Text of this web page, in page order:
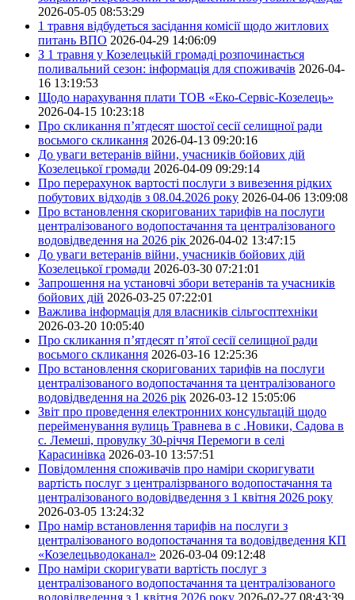
2026-05-05 08:53:29
1 травня відбудеться засідання комісії щодо житлових
питань ВПО 2026-04-29 14:06:09
З 1 травня у Козелецькій громаді розпочинається
поливальний сезон: інформація для споживачів 2026-04-
16 13:19:53
Щодо нарахування плати ТОВ «Еко-Сервіс-Козелець»
2026-04-15 10:23:18
Про скликання п’ятдесят шостої сесії селищної ради
восьмого скликання 2026-04-13 09:20:16
До уваги ветеранів війни, учасників бойових дій
Козелецької громади 2026-04-09 09:29:14
Про перерахунок вартості послуги з вивезення рідких
побутових відходів з 08.04.2026 року 2026-04-06 13:09:08
Про встановлення скоригованих тарифів на послуги
централізованого водопостачання та централізованого
водовідведення на 2026 рік 2026-04-02 13:47:15
До уваги ветеранів війни, учасників бойових дій
Козелецької громади 2026-03-30 07:21:01
Запрошення на установчі збори ветеранів та учасників
бойових дій 2026-03-25 07:22:01
Важлива інформація для власників сільгосптехніки
2026-03-20 10:05:40
Про скликання п’ятдесят п’ятої сесії селищної ради
восьмого скликання 2026-03-16 12:25:36
Про встановлення скоригованих тарифів на послуги
централізованого водопостачання та централізованого
водовідведення на 2026 рік 2026-03-12 15:05:06
Звіт про проведення електронних консультацій щодо
перейменування вулиць Травнева в с .Новики, Садова в
с. Лемеші, провулку 30-річчя Перемоги в селі
Карасинівка 2026-03-10 13:57:51
Повідомлення споживачів про наміри скоригувати
вартість послуг з централізрваного водопостачання та
централізованого водовідведення з 1 квітня 2026 року
2026-03-05 13:24:32
Про намір встановлення тарифів на послуги з
централізованого водопостачання та водовідведення КП
«Козелецьводоканал» 2026-03-04 09:12:48
Про наміри скоригувати вартість послуг з
централізованого водопостачання та централізованого
водовідведення з 1 квітня 2026 року 2026-02-27 08:43:39